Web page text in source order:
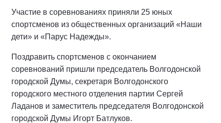
Участие в соревнованиях приняли 25 юных
спортсменов из общественных организаций «Наши
дети» и «Парус Надежды».
Поздравить спортсменов с окончанием
соревнований пришли председатель Волгодонской
городской Думы, секретаря Волгодонского
городского местного отделения партии Сергей
Ладанов и заместитель председателя Волгодонской
городской Думы Игорт Батлуков.